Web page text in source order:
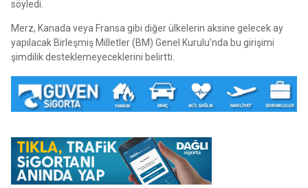
söyledi.
Merz, Kanada veya Fransa gibi diğer ülkelerin aksine gelecek ay
yapılacak Birleşmiş Milletler (BM) Genel Kurulu’nda bu girişimi
şimdilik desteklemeyeceklerini belirtti.